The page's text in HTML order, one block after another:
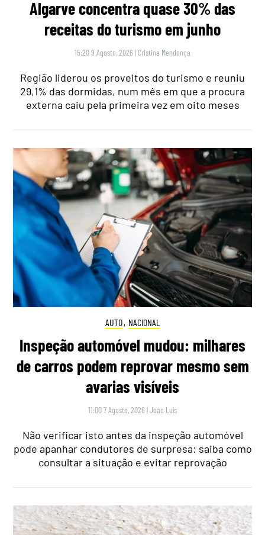
Algarve concentra quase 30% das
receitas do turismo em junho
15:20 9 Agosto, 2026 | Cristina Mendonça
Região liderou os proveitos do turismo e reuniu
29,1% das dormidas, num mês em que a procura
externa caiu pela primeira vez em oito meses
AUTO, NACIONAL
Inspeção automóvel mudou: milhares
de carros podem reprovar mesmo sem
avarias visíveis
11:00 7 Agosto, 2026 |João Luís
Não verificar isto antes da inspeção automóvel
pode apanhar condutores de surpresa: saiba como
consultar a situação e evitar reprovação